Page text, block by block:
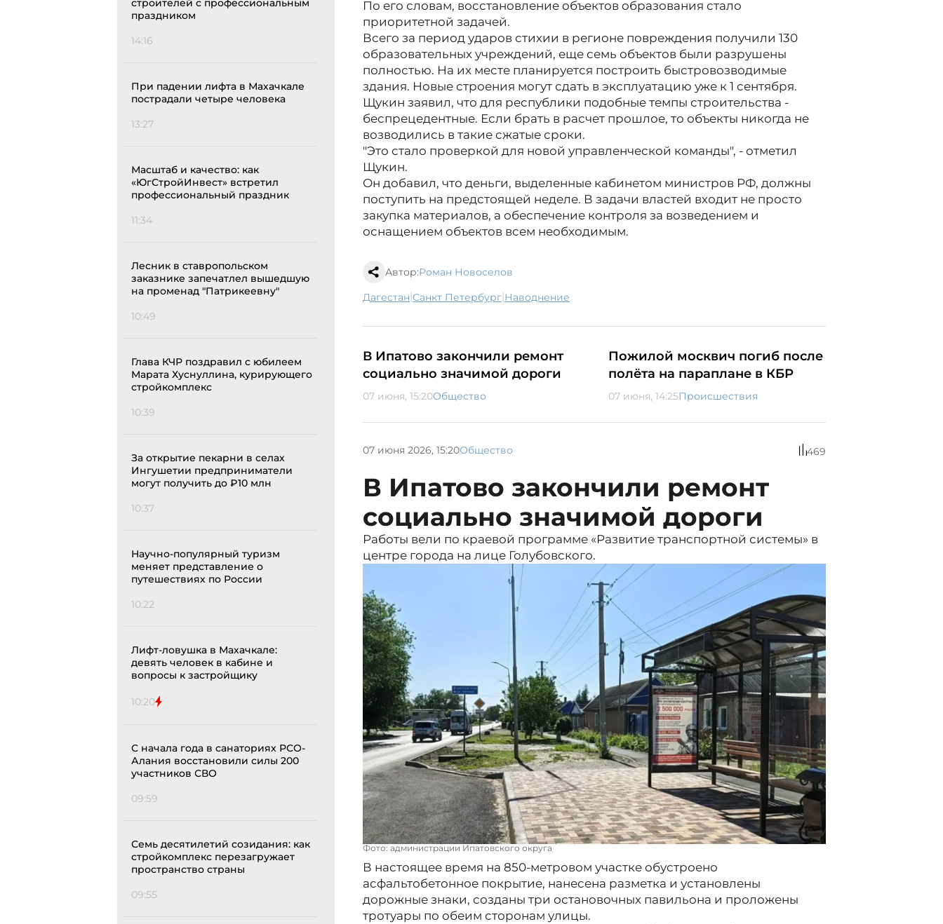
строителей с профессиональным
праздником
14:16
При падении лифта в Махачкале
пострадали четыре человека
13:27
Масштаб и качество: как
«ЮгСтройИнвест» встретил
профессиональный праздник
11:34
Лесник в ставропольском
заказнике запечатлел вышедшую
на променад "Патрикеевну"
10:49
Глава КЧР поздравил с юбилеем
Марата Хуснуллина, курирующего
стройкомплекс
10:39
За открытие пекарни в селах
Ингушетии предприниматели
могут получить до ₽10 млн
10:37
Научно-популярный туризм
меняет представление о
путешествиях по России
10:22
Лифт-ловушка в Махачкале:
девять человек в кабине и
вопросы к застройщику
10:20
С начала года в санаториях РСО-
Алания восстановили силы 200
участников СВО
09:59
Семь десятилетий созидания: как
стройкомплекс перезагружает
пространство страны
09:55
По его словам, восстановление объектов образования стало
приоритетной задачей.
Всего за период ударов стихии в регионе повреждения получили 130
образовательных учреждений, еще семь объектов были разрушены
полностью. На их месте планируется построить быстровозводимые
здания. Новые строения могут сдать в эксплуатацию уже к 1 сентября.
Щукин заявил, что для республики подобные темпы строительства -
беспрецедентные. Если брать в расчет прошлое, то объекты никогда не
возводились в такие сжатые сроки.
"Это стало проверкой для новой управленческой команды", - отметил
Щукин.
Он добавил, что деньги, выделенные кабинетом министров РФ, должны
поступить на предстоящей неделе. В задачи властей входит не просто
закупка материалов, а обеспечение контроля за возведением и
оснащением объектов всем необходимым.
Автор:Роман Новоселов
Дагестан| Санкт Петербург| наводнение
В Ипатово закончили ремонт
социально значимой дороги
07 июня, 15:20Общество
Пожилой москвич погиб после
полёта на параплане в КБР
07 июня, 14:25Происшествия
07 июня 2026, 15:20Общество 469
В Ипатово закончили ремонт
социально значимой дороги
Работы вели по краевой программе «Развитие транспортной системы» в
центре города на лице Голубовского.
Фото: администрации Ипатовского округа
В настоящее время на 850-метровом участке обустроено
асфальтобетонное покрытие, нанесена разметка и установлены
дорожные знаки, созданы три остановочных павильона и проложены
тротуары по обеим сторонам улицы.